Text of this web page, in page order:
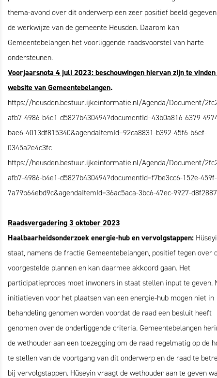
thema-avond over dit onderwerp een zeer positief beeld
de werkwijze van de gemeente Heusden. Daarom kan
Gemeentebelangen het voorliggende raadsvoorstel van harte
ondersteunen.
Voorjaarsnota 4 juli 2023: beschouwingen hiervan zijn te vinden
website van Gemeentebelangen.
https://heusden.bestuurlijkeinformatie.nl/Agenda/Document/
afb7-4986-b4e1-d5827b430494?documentId=43b0a816-6379-
bae6-4013df815340&agendaItemId=92ca8831-b392-45f6-b6ef-
0345a2e4c3fc
https://heusden.bestuurlijkeinformatie.nl/Agenda/Document/
afb7-4986-b4e1-d5827b430494?documentId=f7be3cc6-152e-
7a79b64ebd9c&agendaItemId=36ac5aca-3bc6-47ec-9927-
Raadsvergadering 3 oktober 2023
Haalbaarheidsonderzoek energie-hub en vervolgstappen:
staat, namens de fractie Gemeentebelangen, positief tegen over
voorgestelde plannen en kan daarmee akkoord gaan. Het
participatieproces moet inwoners in staat stellen input te geven.
initiatieven voor het plaatsen van een energie-hub mogen niet in
behandeling genomen worden voordat de raad een besluit heeft
genomen over de onderliggende criteria. Gemeentebelangen
de wethouder aan een toezegging om de raad regelmatig op de
te stellen van de voortgang van dit onderwerp en de raad te
bij vervolgstappen. Hüseyin vraagt de wethouder aan te geven